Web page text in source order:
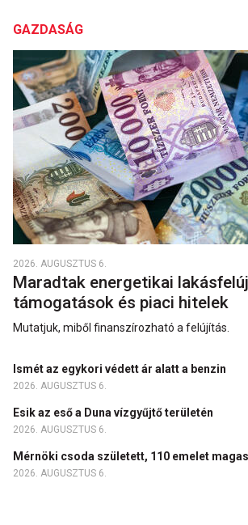
GAZDASÁG
2026. AUGUSZTUS 6.
Maradtak energetikai
támogatások és piaci hitelek
Mutatjuk, miből finanszírozható a felújítás.
Ismét az egykori védett ár alatt a benzin
2026. AUGUSZTUS 6.
Esik az eső a Duna vízgyűjtő területén
2026. AUGUSZTUS 6.
Mérnöki csoda született, 110 emelet
2026. AUGUSZTUS 6.